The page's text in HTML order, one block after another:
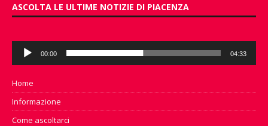
ASCOLTA LE ULTIME NOTIZIE DI PIACENZA
Audio
Player
00:00 04:33
Home
Informazione
Come ascoltarci